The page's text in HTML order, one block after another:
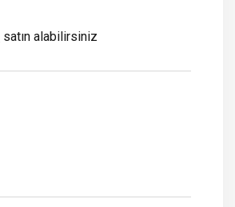
satın alabilirsiniz